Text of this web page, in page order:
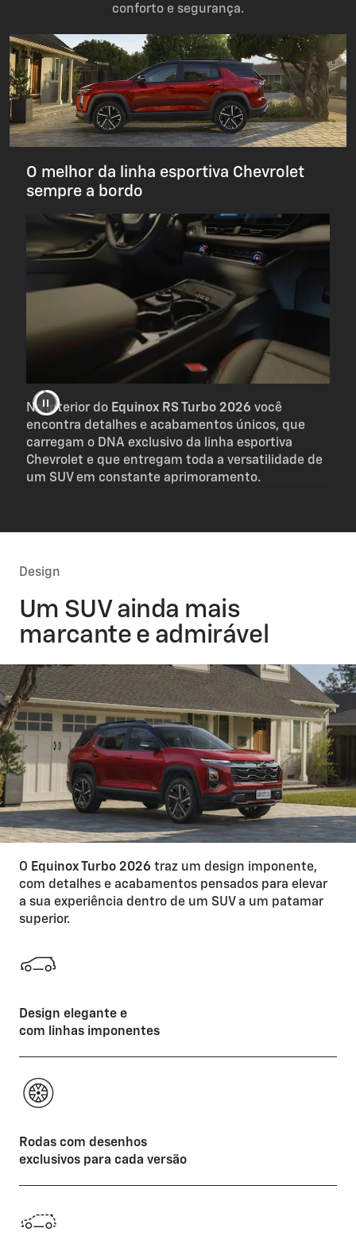
conforto e segurança.
O melhor da linha esportiva Chevrolet
sempre a bordo
No interior do Equinox RS Turbo 2026 você
encontra detalhes e acabamentos únicos, que
carregam o DNA exclusivo da linha esportiva
Chevrolet e que entregam toda a versatilidade de
um SUV em constante aprimoramento.
Design
Um SUV ainda mais
marcante e admirável
O Equinox Turbo 2026 traz um design imponente,
com detalhes e acabamentos pensados para elevar
a sua experiência dentro de um SUV a um patamar
superior.
Design elegante e
com linhas imponentes
Rodas com desenhos
exclusivos para cada versão